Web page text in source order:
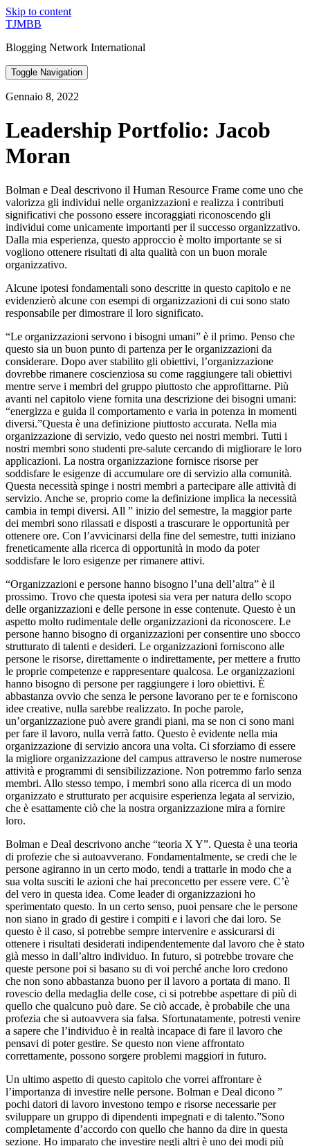
Skip to content
TJMBB
Blogging Network International
Toggle Navigation
Gennaio 8, 2022
Leadership Portfolio: Jacob
Moran
Bolman e Deal descrivono il Human Resource Frame come uno che
valorizza gli individui nelle organizzazioni e realizza i contributi
significativi che possono essere incoraggiati riconoscendo gli
individui come unicamente importanti per il successo organizzativo.
Dalla mia esperienza, questo approccio è molto importante se si
vogliono ottenere risultati di alta qualità con un buon morale
organizzativo.
Alcune ipotesi fondamentali sono descritte in questo capitolo e ne
evidenzierò alcune con esempi di organizzazioni di cui sono stato
responsabile per dimostrare il loro significato.
“Le organizzazioni servono i bisogni umani” è il primo. Penso che
questo sia un buon punto di partenza per le organizzazioni da
considerare. Dopo aver stabilito gli obiettivi, l’organizzazione
dovrebbe rimanere coscienziosa su come raggiungere tali obiettivi
mentre serve i membri del gruppo piuttosto che approfittarne. Più
avanti nel capitolo viene fornita una descrizione dei bisogni umani:
“energizza e guida il comportamento e varia in potenza in momenti
diversi.”Questa è una definizione piuttosto accurata. Nella mia
organizzazione di servizio, vedo questo nei nostri membri. Tutti i
nostri membri sono studenti pre-salute cercando di migliorare le loro
applicazioni. La nostra organizzazione fornisce risorse per
soddisfare le esigenze di accumulare ore di servizio alla comunità.
Questa necessità spinge i nostri membri a partecipare alle attività di
servizio. Anche se, proprio come la definizione implica la necessità
cambia in tempi diversi. All ” inizio del semestre, la maggior parte
dei membri sono rilassati e disposti a trascurare le opportunità per
ottenere ore. Con l’avvicinarsi della fine del semestre, tutti iniziano
freneticamente alla ricerca di opportunità in modo da poter
soddisfare le loro esigenze per rimanere attivi.
“Organizzazioni e persone hanno bisogno l’una dell’altra” è il
prossimo. Trovo che questa ipotesi sia vera per natura dello scopo
delle organizzazioni e delle persone in esse contenute. Questo è un
aspetto molto rudimentale delle organizzazioni da riconoscere. Le
persone hanno bisogno di organizzazioni per consentire uno sbocco
strutturato di talenti e desideri. Le organizzazioni forniscono alle
persone le risorse, direttamente o indirettamente, per mettere a frutto
le proprie competenze e rappresentare qualcosa. Le organizzazioni
hanno bisogno di persone per raggiungere i loro obiettivi. È
abbastanza ovvio che senza le persone lavorano per te e forniscono
idee creative, nulla sarebbe realizzato. In poche parole,
un’organizzazione può avere grandi piani, ma se non ci sono mani
per fare il lavoro, nulla verrà fatto. Questo è evidente nella mia
organizzazione di servizio ancora una volta. Ci sforziamo di essere
la migliore organizzazione del campus attraverso le nostre numerose
attività e programmi di sensibilizzazione. Non potremmo farlo senza
membri. Allo stesso tempo, i membri sono alla ricerca di un modo
organizzato e strutturato per acquisire esperienza legata al servizio,
che è esattamente ciò che la nostra organizzazione mira a fornire
loro.
Bolman e Deal descrivono anche “teoria X Y”. Questa è una teoria
di profezie che si autoavverano. Fondamentalmente, se credi che le
persone agiranno in un certo modo, tendi a trattarle in modo che a
sua volta susciti le azioni che hai preconcetto per essere vere. C’è
del vero in questa idea. Come leader di organizzazioni ho
sperimentato questo. In un certo senso, puoi pensare che le persone
non siano in grado di gestire i compiti e i lavori che dai loro. Se
questo è il caso, si potrebbe sempre intervenire e assicurarsi di
ottenere i risultati desiderati indipendentemente dal lavoro che è stato
già messo in dall’altro individuo. In futuro, si potrebbe trovare che
queste persone poi si basano su di voi perché anche loro credono
che non sono abbastanza buono per il lavoro a portata di mano. Il
rovescio della medaglia delle cose, ci si potrebbe aspettare di più di
quello che qualcuno può dare. Se ciò accade, è probabile che una
profezia che si autoavvera sia falsa. Sfortunatamente, potresti venire
a sapere che l’individuo è in realtà incapace di fare il lavoro che
pensavi di poter gestire. Se questo non viene affrontato
correttamente, possono sorgere problemi maggiori in futuro.
Un ultimo aspetto di questo capitolo che vorrei affrontare è
l’importanza di investire nelle persone. Bolman e Deal dicono ”
pochi datori di lavoro investono tempo e risorse necessarie per
sviluppare un gruppo di dipendenti impegnati e di talento.”Sono
completamente d’accordo con quello che hanno da dire in questa
sezione. Ho imparato che investire negli altri è uno dei modi più